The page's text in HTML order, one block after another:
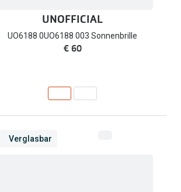
UNOFFICIAL
UO6188 0UO6188 003 Sonnenbrille
€ 60
Verglasbar